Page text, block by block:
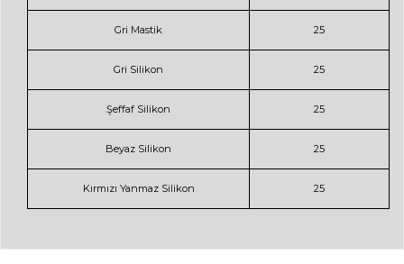
Gri Mastik 25
Gri Silikon 25
Şeffaf Silikon 25
Beyaz Silikon 25
Kırmızı Yanmaz Silikon 25